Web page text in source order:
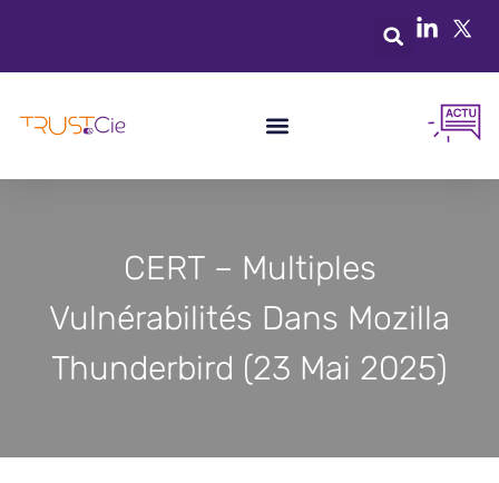
CERT – Multiples
Vulnérabilités Dans Mozilla
Thunderbird (23 Mai 2025)